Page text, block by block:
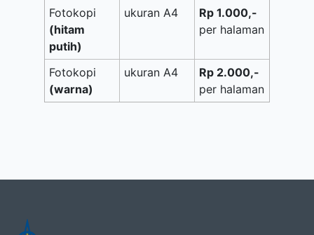
Fotokopi
(hitam
putih)
ukuran A4
Rp 1.000,-
per halaman
Fotokopi
(warna)
ukuran A4
Rp 2.000,-
per halaman